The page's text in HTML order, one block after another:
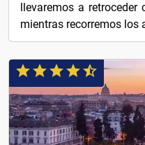
llevaremos a
mientras recorremos los